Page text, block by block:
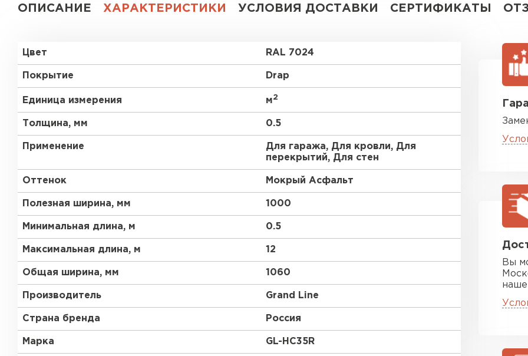
ОПИСАНИЕ ХАРАКТЕРИСТИКИ УСЛОВИЯ ДОСТАВКИ СЕРТИФИКАТЫ
Цвет RAL 7024
Покрытие Drap
Единица измерения м2
Толщина, мм 0.5
Применение
Для гаража, Для кровли, Для
перекрытий, Для стен
Оттенок Мокрый Асфальт
Полезная ширина, мм 1000
Минимальная длина, м 0.5
Максимальная длина, м 12
Общая ширина, мм 1060
Производитель Grand Line
Страна бренда Россия
Марка GL-HC35R
Вы
ПЕРЕЙТИ
Цементно-